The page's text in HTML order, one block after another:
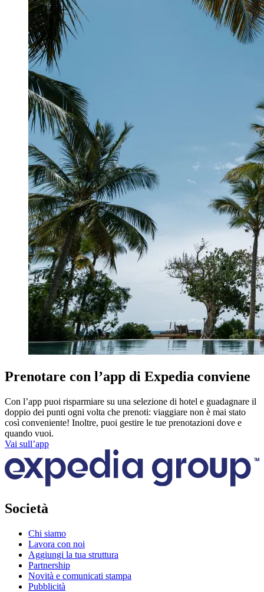
Prenotare con l’app di Expedia conviene
Con l’app puoi risparmiare su una selezione di hotel e guadagnare il
doppio dei punti ogni volta che prenoti: viaggiare non è mai stato
così conveniente! Inoltre, puoi gestire le tue prenotazioni dove e
quando vuoi.
Vai sull’app
Società
Chi siamo
Lavora con noi
Aggiungi la tua struttura
Partnership
Novità e comunicati stampa
Pubblicità